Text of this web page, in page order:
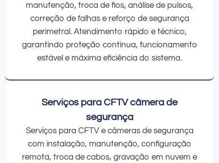
manutenção, troca de fios, análise de pulsos,
correção de falhas e reforço de segurança
perimetral. Atendimento rápido e técnico,
garantindo proteção contínua, funcionamento
estável e máxima eficiência do sistema.
Serviços para CFTV câmera de
segurança
Serviços para CFTV e câmeras de segurança
com instalação, manutenção, configuração
remota, troca de cabos, gravação em nuvem e